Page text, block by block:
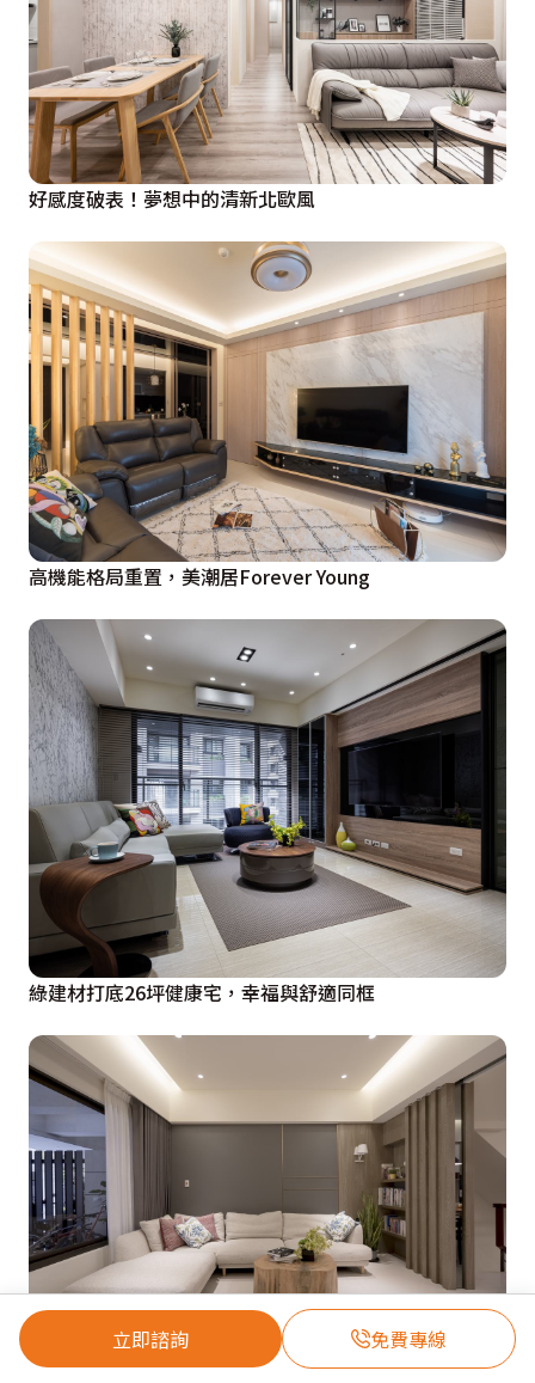
立即諮詢 免費專線
好感度破表！夢想中的清新北歐風
高機能格局重置，美潮居Forever Young
綠建材打底26坪健康宅，幸福與舒適同框
用系統櫃過從容生活！簡約自然舒心宅